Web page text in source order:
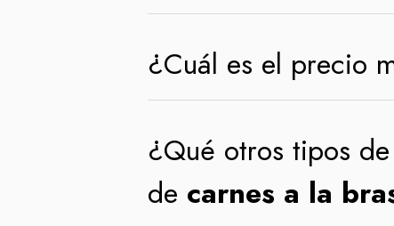
¿Cuál es el precio
¿Qué otros tipos
de carnes a la